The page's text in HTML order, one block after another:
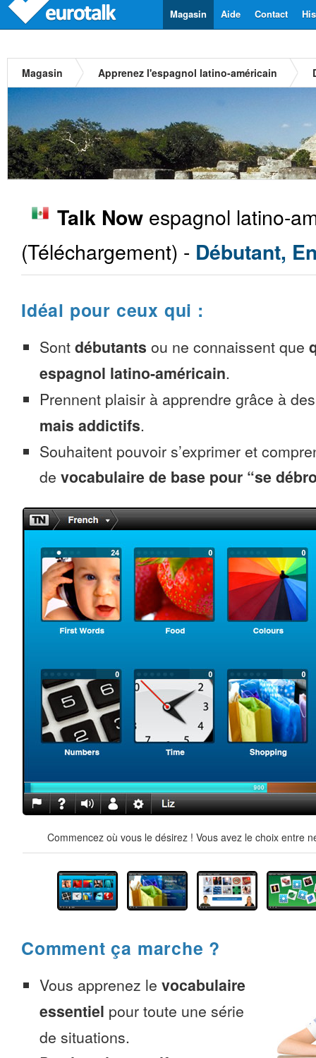
Contact
Aide
Magasin
Magasin Apprenez l'espagnol latino-américain
Talk Now espagnol latino-
(Téléchargement) - Débutant,
Idéal pour ceux qui :
Sont débutants ou ne connaissent que
espagnol latino-américain.
Prennent plaisir à apprendre grâce à
mais addictifs.
Souhaitent pouvoir s’exprimer et
de vocabulaire de base pour “se
Commencez où vous le désirez ! Vous avez le choix entre
Comment ça marche ?
Vous apprenez le vocabulaire
essentiel pour toute une série
de situations.